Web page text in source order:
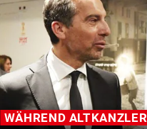
WÄHREND